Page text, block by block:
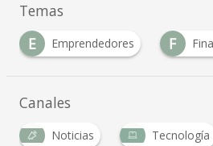
Temas
Emprendedores
Canales
Noticias Tecnología